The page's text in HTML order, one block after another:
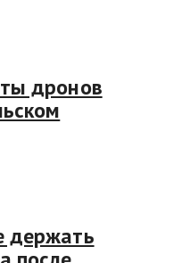
дронов
держать